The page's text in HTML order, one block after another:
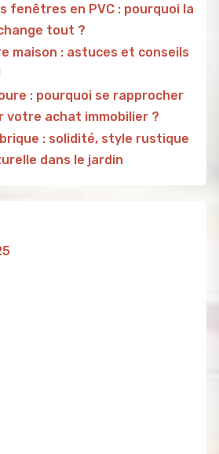
fenêtres en PVC : pourquoi la
tout ?
maison : astuces et conseils
: pourquoi se rapprocher
votre achat immobilier ?
: solidité, style rustique
dans le jardin